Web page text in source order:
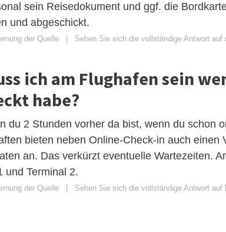
sein Reisedokument und ggf. die
und abgeschickt.
der Quelle Sehen Sie sich die vollständige Antwort auf
ich am Flughafen sein
habe?
du 2 Stunden vorher da bist, wenn du schon
bieten neben Online-Check-in auch einen
an. Das verkürzt eventuelle Wartezeiten.
und Terminal 2.
der Quelle Sehen Sie sich die vollständige Antwort auf